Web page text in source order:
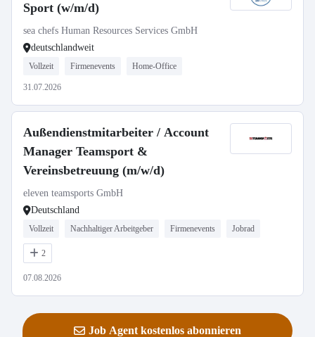
Sport (w/m/d)
sea chefs Human Resources Services GmbH
deutschlandweit
Vollzeit Firmenevents Home-Office
31.07.2026
Außendienstmitarbeiter / Account
Manager Teamsport &
Vereinsbetreuung (m/w/d)
eleven teamsports GmbH
Deutschland
Vollzeit Nachhaltiger Arbeitgeber Firmenevents Jobrad
2
07.08.2026
Job Agent kostenlos abonnieren